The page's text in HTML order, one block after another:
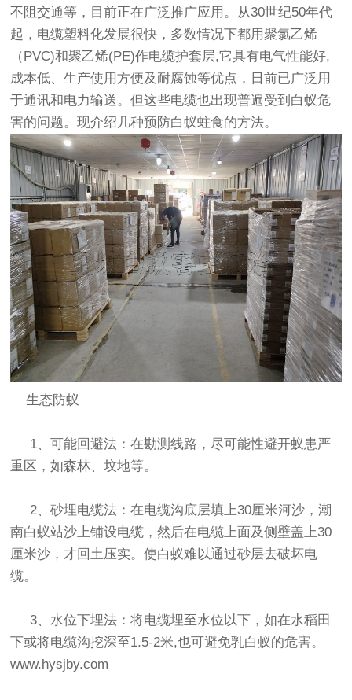
不阻交通等，目前正在广泛推广应用。从30世纪50年代
起，电缆塑料化发展很快，多数情况下都用聚氯乙烯
（PVC)和聚乙烯(PE)作电缆护套层,它具有电气性能好,
成本低、生产使用方便及耐腐蚀等优点，日前已广泛用
于通讯和电力输送。但这些电缆也出现普遍受到白蚁危
害的问题。现介绍几种预防白蚁蛀食的方法。
生态防蚁
1、可能回避法：在勘测线路，尽可能性避开蚁患严
重区，如森林、坟地等。
2、砂埋电缆法：在电缆沟底层填上30厘米河沙，潮
南白蚁站沙上铺设电缆，然后在电缆上面及侧壁盖上30
厘米沙，才回土压实。使白蚁难以通过砂层去破坏电
缆。
3、水位下埋法：将电缆埋至水位以下，如在水稻田
下或将电缆沟挖深至1.5-2米,也可避免乳白蚁的危害。
www.hysjby.com